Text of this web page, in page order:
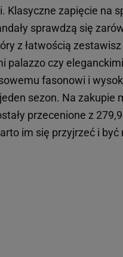
Klasyczne zapięcie na
sprawdzą się
z łatwością
palazzo czy
fasonowi i
sezon. Na zakupie
przecenione z
im się przyjrzeć i